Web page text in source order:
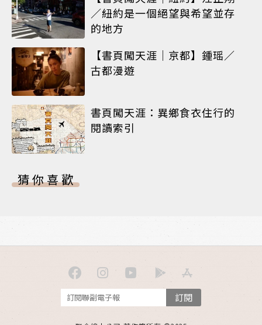
／紐約是一個絕望與希望並存
的地方
【書頁闖天涯｜京都】鍾瑶／
古都漫遊
書頁闖天涯：異鄉食衣住行的
閱讀索引
猜你喜歡
訂閱